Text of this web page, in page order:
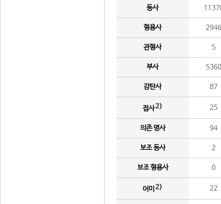
동사
형용사 2946
관형사 5
부사 5360
감탄사 87
접사2) 25
의존 명사 94
보조 동사 2
보조 형용사 0
어미 2) 22